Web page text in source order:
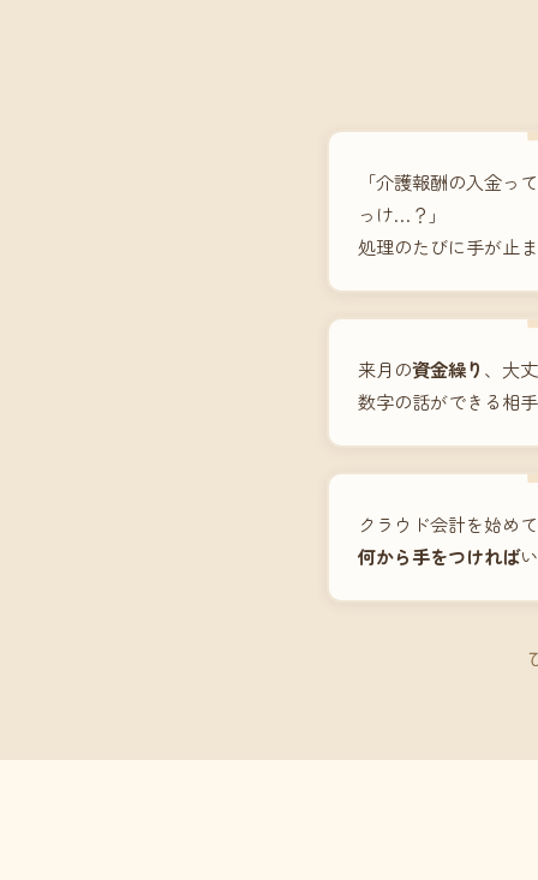
「介護報酬の入金っ
っけ…？」
処理のたびに手が止
来月の資金繰り 、大
数字の話ができる相
クラウド会計を始め
何から手をつければ